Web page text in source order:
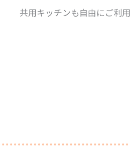
共用キッチンも自由にご利用